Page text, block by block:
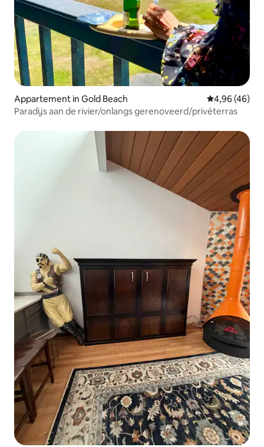
Appartement in Gold Beach Gemiddelde
4,96 (46)
Paradijs aan de rivier/onlangs gerenoveerd/privéterras